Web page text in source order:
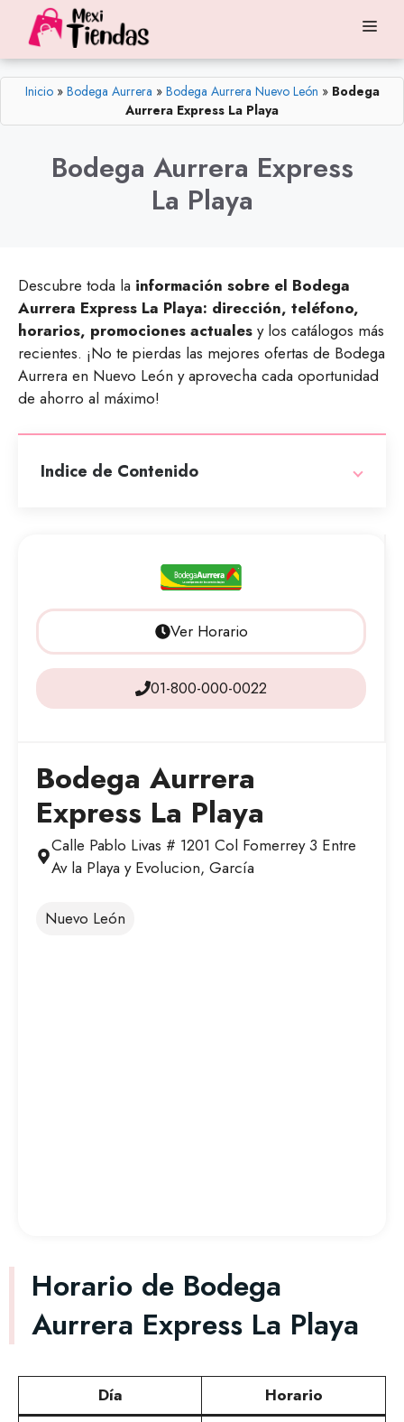
contenido
Inicio» Bodega Aurrera » Bodega Aurrera Nuevo León » Bodega
Aurrera Express La Playa
Bodega Aurrera Express
La Playa
Descubre toda la información sobre el Bodega
Aurrera Express La Playa: dirección, teléfono,
horarios, promociones actuales y los catálogos más
recientes. ¡No te pierdas las mejores ofertas de Bodega
Aurrera en Nuevo León y aprovecha cada oportunidad
de ahorro al máximo!
Indice de Contenido
Ver Horario
01-800-000-0022
Bodega Aurrera
Express La Playa
Calle Pablo Livas # 1201 Col Fomerrey 3 Entre
Av la Playa y Evolucion, García
Nuevo León
Horario de Bodega
Aurrera Express La Playa
Día
Horario